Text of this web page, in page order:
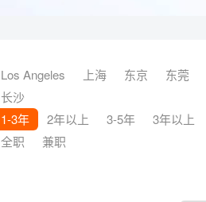
Los Angeles 上海 东京 东莞
长沙
1-3年 2年以上 3-5年 3年以上
全职 兼职